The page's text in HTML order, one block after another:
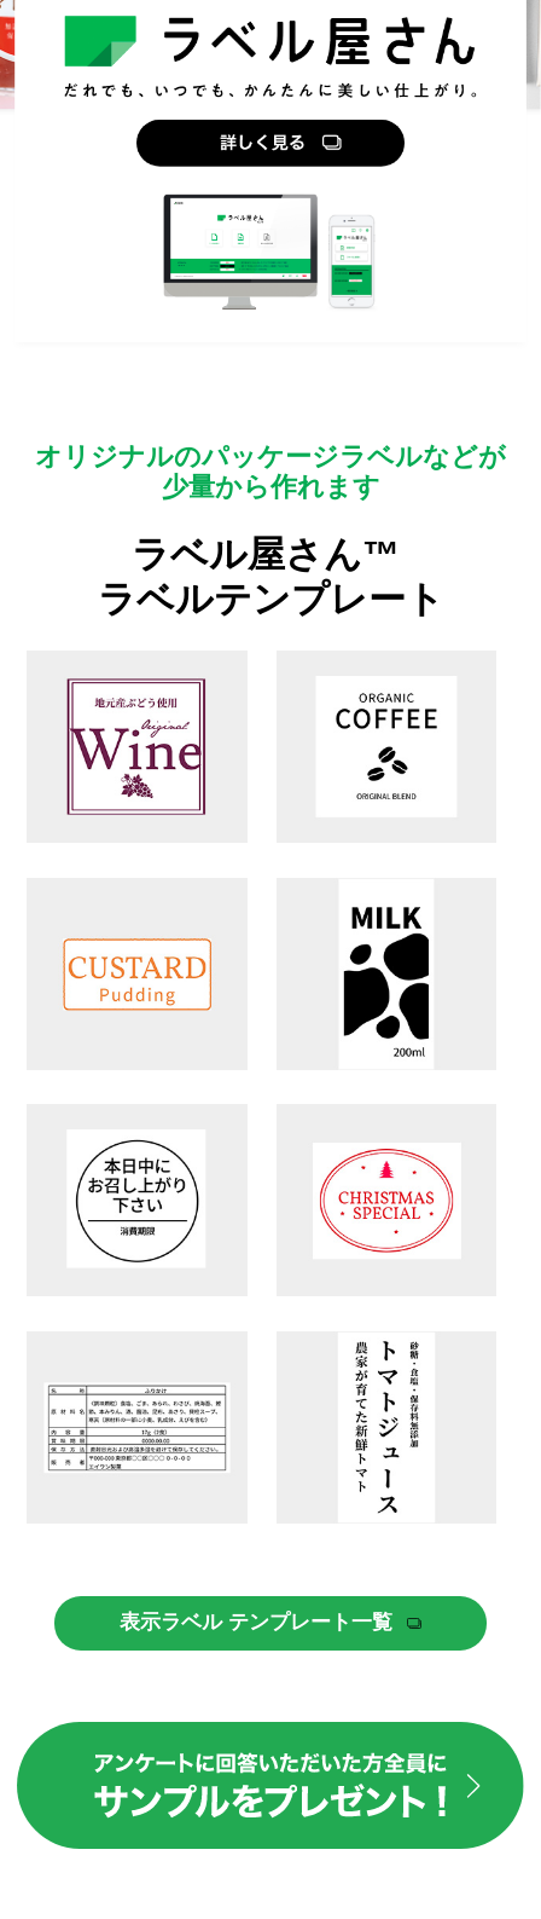
オリジナルのパッケージラベルなどが
少量から作れます
ラベル屋さん™
ラベルテンプレート
表示ラベル テンプレート一覧